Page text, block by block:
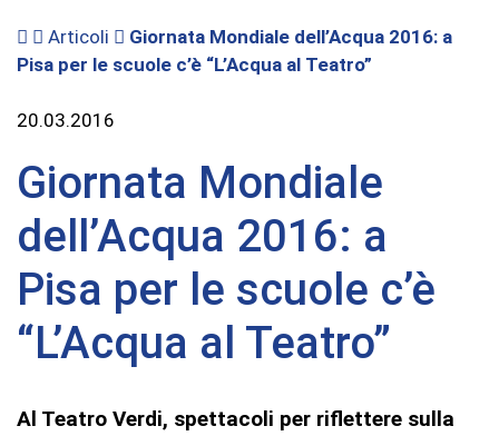
Articoli
Giornata Mondiale dell’Acqua 2016: a
Pisa per le scuole c’è “L’Acqua al Teatro”
20.03.2016
Giornata Mondiale
dell’Acqua 2016: a
Pisa per le scuole c’è
“L’Acqua al Teatro”
Al Teatro Verdi, spettacoli per riflettere sulla